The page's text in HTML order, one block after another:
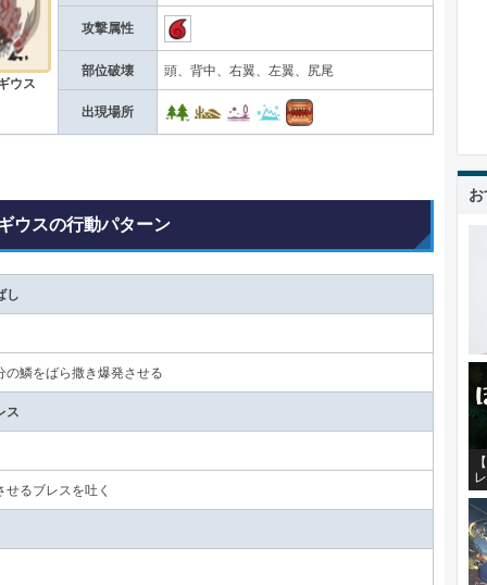
ウス
攻撃属性
部位破壊 頭、背中、右翼、左翼、尻尾
出現場所
ウスの行動パターン
し
の鱗をばら撒き爆発させる
ス
せるブレスを吐く